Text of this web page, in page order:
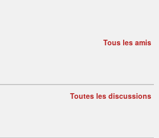
Tous les amis
Toutes les discussions